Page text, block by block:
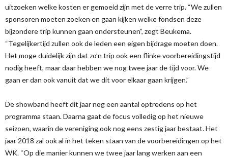
uitzoeken welke kosten er gemoeid zijn met de verre trip. “We zullen
sponsoren moeten zoeken en gaan kijken welke fondsen deze
bijzondere trip kunnen gaan ondersteunen”, zegt Beukema.
“Tegelijkertijd zullen ook de leden een eigen bijdrage moeten doen.
Het moge duidelijk zijn dat zo’n trip ook een flinke voorbereidingstijd
nodig heeft, maar daar hebben we nog twee jaar de tijd voor. We
gaan er dan ook vanuit dat we dit voor elkaar gaan krijgen.”
De showband heeft dit jaar nog een aantal optredens op het
programma staan. Daarna gaat de focus volledig op het nieuwe
seizoen, waarin de vereniging ook nog eens zestig jaar bestaat. Het
jaar 2018 zal ook al in het teken staan van de voorbereidingen op het
WK. “Op die manier kunnen we twee jaar lang werken aan een